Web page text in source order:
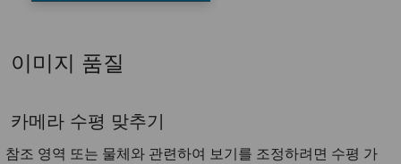
이미지 품질
카메라 수평 맞추기
참조 영역 또는 물체와 관련하여 보기를 조정하려면 수평 가